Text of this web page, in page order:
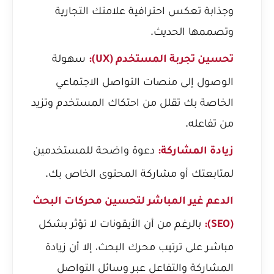
وجذابة تعكس احترافية علامتك التجارية
وتصممها الحديث.
تحسين تجربة المستخدم (UX):
سهولة
الوصول إلى منصات التواصل الاجتماعي
الخاصة بك تقلل من احتكاك المستخدم وتزيد
من تفاعله.
زيادة المشاركة: دعوة واضحة للمستخدمين
لمتابعتك أو مشاركة المحتوى الخاص بك.
الدعم غير المباشر لتحسين محركات البحث
(SEO):
بالرغم من أن الأيقونات لا تؤثر بشكل
مباشر على ترتيب محرك البحث، إلا أن زيادة
المشاركة والتفاعل عبر وسائل التواصل